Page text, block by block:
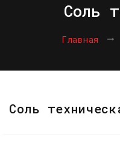
Соль
Главная
Соль